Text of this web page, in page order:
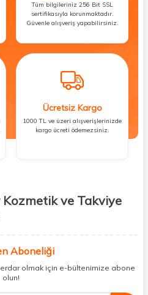
Tüm bilgileriniz 256 Bit SSL
sertifikasıyla korunmaktadır.
Güvenle alışveriş yapabilirsiniz.
Ücretsiz Kargo
1000 TL ve üzeri alışverişlerinizde
kargo ücreti ödemezsiniz.
Kozmetik ve Takviye
gıda ürünlerini sizlerle
dolaşmanıza gerek yok;
altında topluyor ve kapınıza kadar
Aboneliği
olmak için e-bültenimize abone
olun!